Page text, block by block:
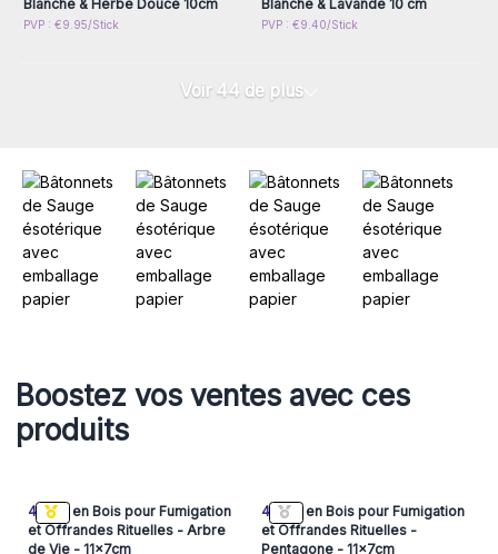
Blanche & Herbe Douce 10cm
PVP : €9.95/Stick
Blanche & Lavande 10 cm
PVP : €9.40/Stick
Voir 44 de plus
Boostez vos ventes avec ces
produits
4x Bol en Bois pour Fumigation
et Offrandes Rituelles - Arbre
de Vie - 11x7cm
4x Bol en Bois pour Fumigation
et Offrandes Rituelles -
Pentagone - 11x7cm